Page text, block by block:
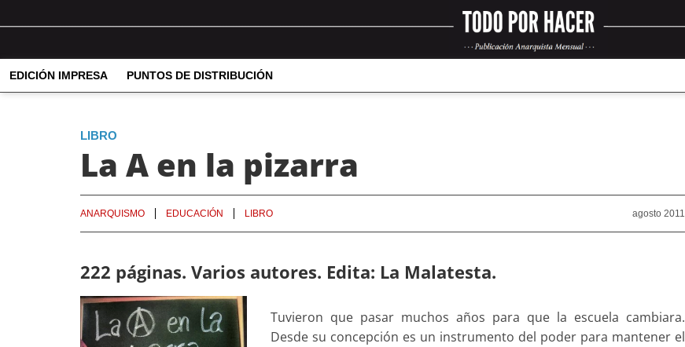
EDICIÓN IMPRESA PUNTOS DE DISTRIBUCIÓN
LIBRO
La A en la pizarra
agosto 2011
ANARQUISMO EDUCACIÓN LIBRO
222 páginas. Varios autores. Edita: La Malatesta.
Tuvieron que pasar muchos años para que la escuela cambiara.
Desde su concepción es un instrumento del poder para mantener el